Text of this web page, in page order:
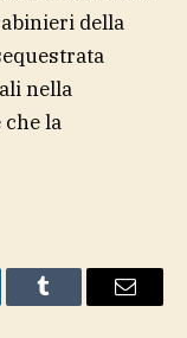
della
nella
la
Tumblr Email